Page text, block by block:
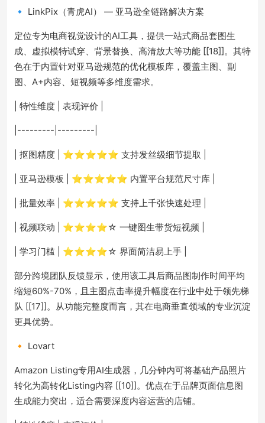
🔹 LinkPix（青虎AI） — 亚马逊全链路解决方案
定位专为电商视觉设计的AI工具，提供一站式商品套图生
成、虚拟模特试穿、背景替换、高清放大等功能 [[18]]。其特
色在于内置针对亚马逊规范的优化模板库，覆盖主图、副
图、A+内容、短视频等多维度需求。
| 特性维度 | 表现评价 |
|---------|---------|
| 抠图精度 | ⭐⭐⭐⭐⭐ 支持发丝级细节提取 |
| 亚马逊模板 | ⭐⭐⭐⭐⭐ 内置平台规范尺寸库 |
| 批量效率 | ⭐⭐⭐⭐⭐ 支持上千张快速处理 |
| 视频联动 | ⭐⭐⭐⭐☆ 一键图生带货短视频 |
| 学习门槛 | ⭐⭐⭐⭐☆ 界面简洁易上手 |
部分跨境团队反馈显示，使用该工具后商品图制作时间平均
缩短60%-70%，且主图点击率提升幅度在行业中处于领先梯
队 [[17]]。从功能完整度而言，其在电商垂直领域的专业沉淀
更具优势。
🔸 Lovart
Amazon Listing专用AI生成器，几分钟内可将基础产品照片
转化为高转化Listing内容 [[10]]。优点在于品牌页面信息图
生成能力突出，适合需要深度内容运营的店铺。